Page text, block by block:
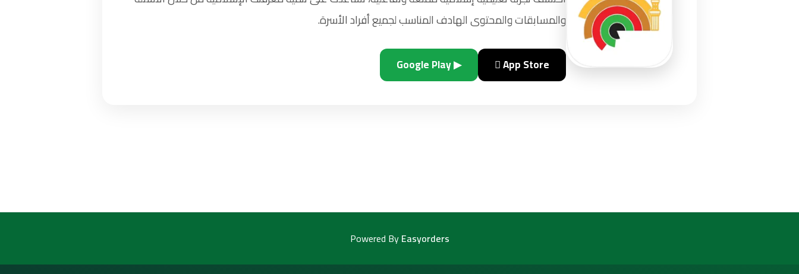
والمسابقات والمحتوى الهادف المناسب لجميع أفراد الأسرة.
 App Store
▶ Google Play
Powered ByEasyorders